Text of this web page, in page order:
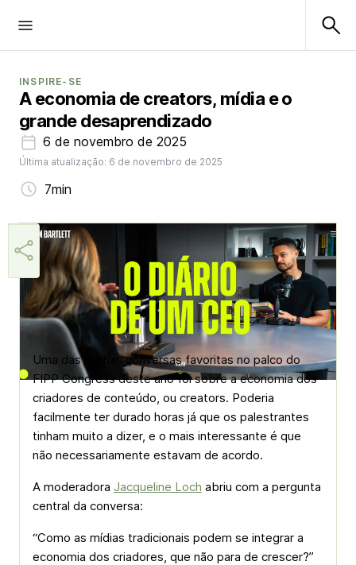
INSPIRE-SE
A economia de creators, mídia e o
grande desaprendizado
6 de novembro de 2025
Última atualização: 6 de novembro de 2025
7min
Lulu Skantze
Uma das minhas conversas favoritas no palco do
FIPP Congress deste ano foi sobre a economia dos
criadores de conteúdo, ou creators. Poderia
facilmente ter durado horas já que os palestrantes
tinham muito a dizer, e o mais interessante é que
não necessariamente estavam de acordo.
A moderadora Jacqueline Loch abriu com a pergunta
central da conversa:
“Como as mídias tradicionais podem se integrar a
economia dos criadores, que não para de crescer?”